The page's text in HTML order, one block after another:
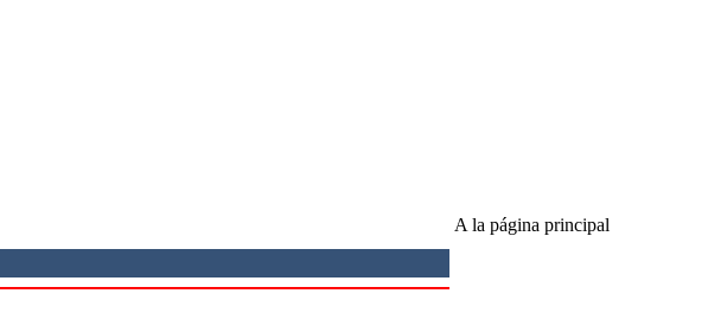
A la página principal